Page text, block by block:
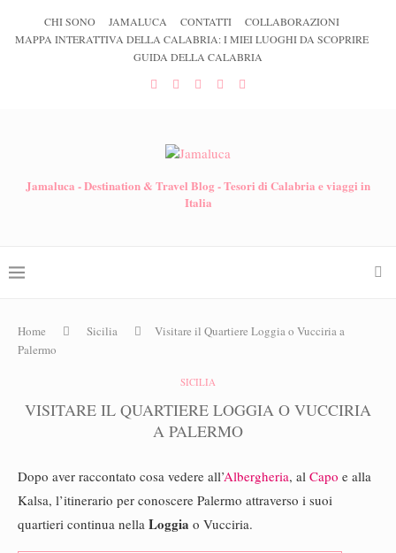
CHI SONO JAMALUCA CONTATTI
COLLABORAZIONI
MAPPA INTERATTIVA DELLA CALABRIA: I MIEI LUOGHI DA SCOPRIRE
GUIDA DELLA CALABRIA
Jamaluca - Destination & Travel Blog - Tesori di Calabria e viaggi in
Italia
Home Sicilia
Visitare il Quartiere Loggia o Vucciria a
Palermo
SICILIA
VISITARE IL QUARTIERE LOGGIA O VUCCIRIA
A PALERMO
Dopo aver raccontato cosa vedere all’Albergheria, al Capo e alla
Kalsa, l’itinerario per conoscere Palermo attraverso i suoi
quartieri continua nella Loggia o Vucciria.